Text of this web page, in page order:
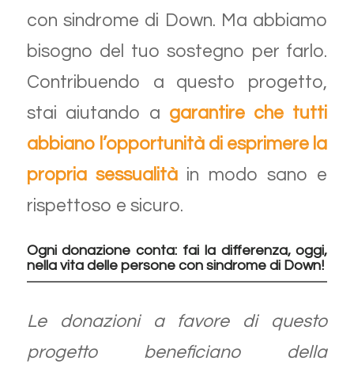
con sindrome di Down. Ma abbiamo
bisogno del tuo sostegno per farlo.
Contribuendo a questo progetto,
stai aiutando a garantire che tutti
abbiano l’opportunità di esprimere la
propria sessualitàin modo sano e
rispettoso e sicuro.
Ogni donazione conta: fai la differenza, oggi,
nella vita delle persone con sindrome di Down!
Le donazioni a favore di questo
progetto beneficiano della